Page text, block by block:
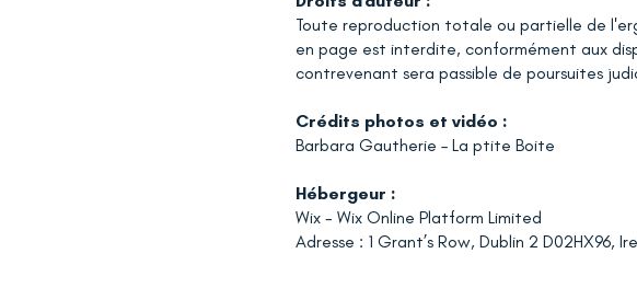
Toute reproduction totale ou partielle de
en page est interdite, conformément aux
contrevenant sera passible de poursuites
Crédits photos et vidéo :
Barbara Gautherie – La ptite Boite
Hébergeur :
Wix - Wix Online Platform Limited
Adresse : 1 Grant’s Row, Dublin 2 D02HX96,